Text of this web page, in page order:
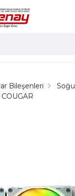
Bileşenleri
COUGAR